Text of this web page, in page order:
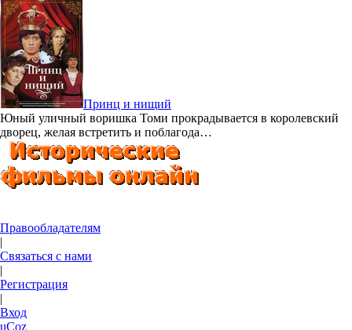
Принц и нищий
Юный уличный воришка Томи прокрадывается в королевский
дворец, желая встретить и поблагода…
Правообладателям
|
Связаться с нами
|
Регистрация
|
Вход
uCoz